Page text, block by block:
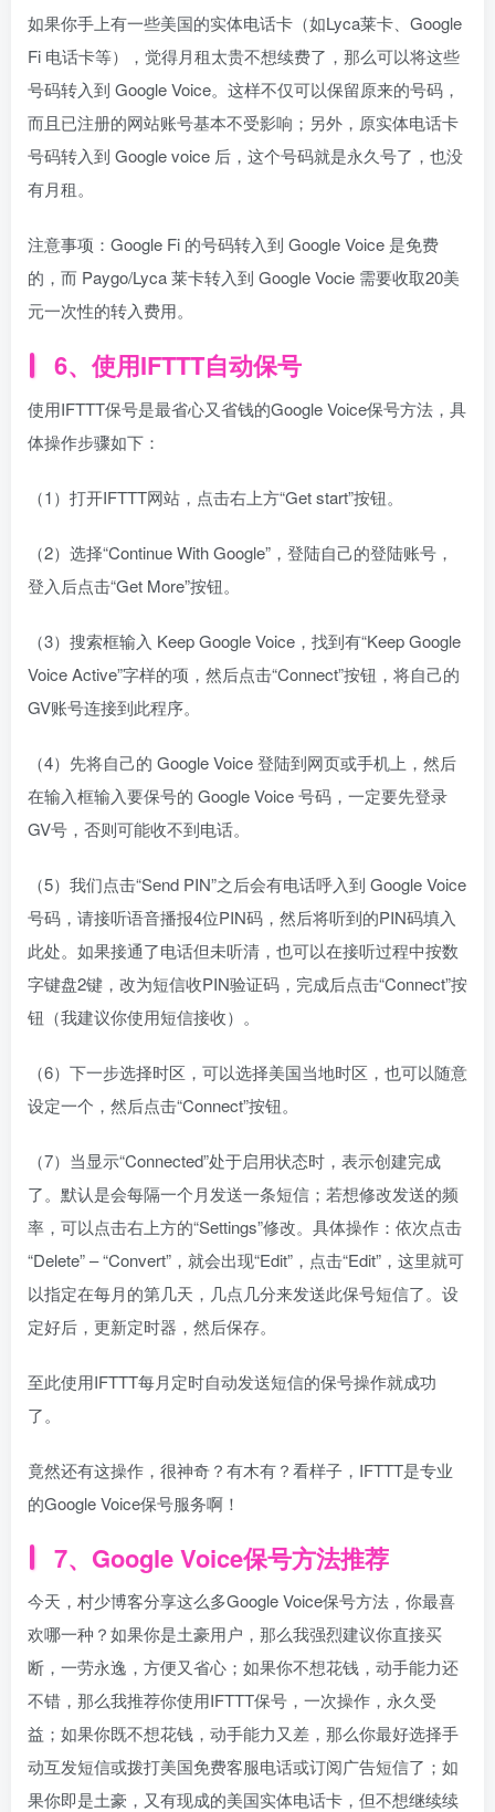
如果你手上有一些美国的实体电话卡（如Lyca莱卡、Google
Fi 电话卡等），觉得月租太贵不想续费了，那么可以将这些
号码转入到 Google Voice。这样不仅可以保留原来的号码，
而且已注册的网站账号基本不受影响；另外，原实体电话卡
号码转入到 Google voice 后，这个号码就是永久号了，也没
有月租。
注意事项：Google Fi 的号码转入到 Google Voice 是免费
的，而 Paygo/Lyca 莱卡转入到 Google Vocie 需要收取20美
元一次性的转入费用。
6、使用IFTTT自动保号
使用IFTTT保号是最省心又省钱的Google Voice保号方法，具
体操作步骤如下：
（1）打开IFTTT网站，点击右上方“Get start”按钮。
（2）选择“Continue With Google”，登陆自己的登陆账号，
登入后点击“Get More”按钮。
（3）搜索框输入 Keep Google Voice，找到有“Keep Google
Voice Active”字样的项，然后点击“Connect”按钮，将自己的
GV账号连接到此程序。
（4）先将自己的 Google Voice 登陆到网页或手机上，然后
在输入框输入要保号的 Google Voice 号码，一定要先登录
GV号，否则可能收不到电话。
（5）我们点击“Send PIN”之后会有电话呼入到 Google Voice
号码，请接听语音播报4位PIN码，然后将听到的PIN码填入
此处。如果接通了电话但未听清，也可以在接听过程中按数
字键盘2键，改为短信收PIN验证码，完成后点击“Connect”按
钮（我建议你使用短信接收）。
（6）下一步选择时区，可以选择美国当地时区，也可以随意
设定一个，然后点击“Connect”按钮。
（7）当显示“Connected”处于启用状态时，表示创建完成
了。默认是会每隔一个月发送一条短信；若想修改发送的频
率，可以点击右上方的“Settings”修改。具体操作：依次点击
“Delete” – “Convert”，就会出现“Edit”，点击“Edit”，这里就可
以指定在每月的第几天，几点几分来发送此保号短信了。设
定好后，更新定时器，然后保存。
至此使用IFTTT每月定时自动发送短信的保号操作就成功
了。
竟然还有这操作，很神奇？有木有？看样子，IFTTT是专业
的Google Voice保号服务啊！
7、Google Voice保号方法推荐
今天，村少博客分享这么多Google Voice保号方法，你最喜
欢哪一种？如果你是土豪用户，那么我强烈建议你直接买
断，一劳永逸，方便又省心；如果你不想花钱，动手能力还
不错，那么我推荐你使用IFTTT保号，一次操作，永久受
益；如果你既不想花钱，动手能力又差，那么你最好选择手
动互发短信或拨打美国免费客服电话或订阅广告短信了；如
果你即是土豪，又有现成的美国实体电话卡，但不想继续续